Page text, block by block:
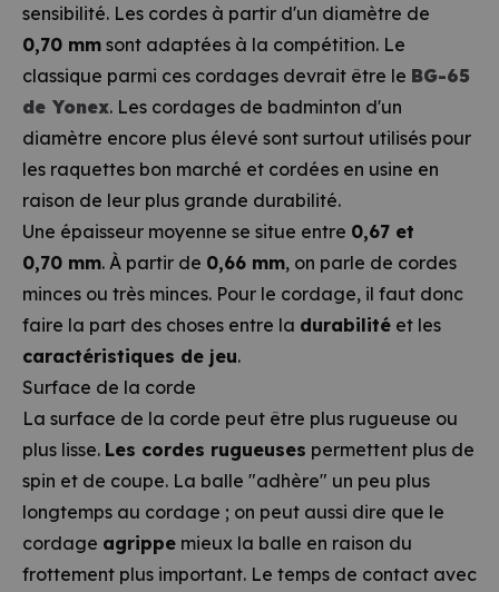
sensibilité. Les cordes à partir d'un diamètre de
0,70 mm sont adaptées à la compétition. Le
classique parmi ces cordages devrait être le BG-65
de Yonex. Les cordages de badminton d'un
diamètre encore plus élevé sont surtout utilisés pour
les raquettes bon marché et cordées en usine en
raison de leur plus grande durabilité.
Une épaisseur moyenne se situe entre 0,67 et
0,70 mm. À partir de 0,66 mm, on parle de cordes
minces ou très minces. Pour le cordage, il faut donc
faire la part des choses entre la durabilité et les
caractéristiques de jeu.
Surface de la corde
La surface de la corde peut être plus rugueuse ou
plus lisse. Les cordes rugueuses permettent plus de
spin et de coupe. La balle "adhère" un peu plus
longtemps au cordage ; on peut aussi dire que le
cordage agrippe mieux la balle en raison du
frottement plus important. Le temps de contact avec